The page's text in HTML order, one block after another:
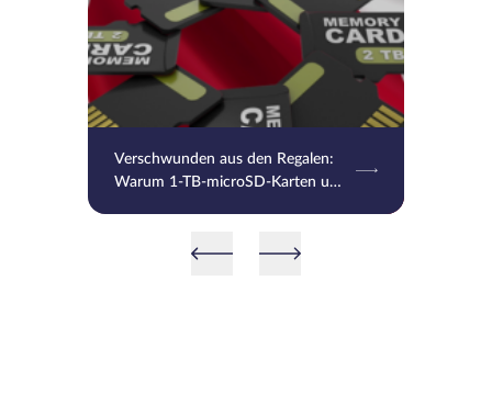
Verschwunden aus den Regalen:
Warum 1-TB-microSD-Karten und